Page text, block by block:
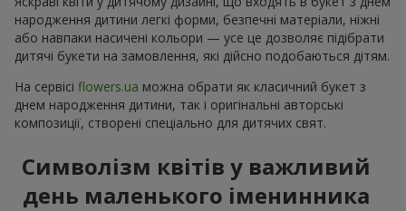
народження дитини легкі форми, безпечні матеріали, ніжні
або навпаки насичені кольори — усе це дозволяє підібрати
дитячі букети на замовлення, які дійсно подобаються дітям.
На сервісі flowers.ua можна обрати як класичний букет з
днем народження дитини, так і оригінальні авторські
композиції, створені спеціально для дитячих свят.
Символізм квітів у важливий
день маленького іменинника